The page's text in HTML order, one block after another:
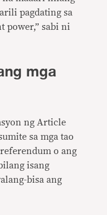
pagdating sa
power,” sabi ni
mga
ng Article
sa mga tao
o ang
isang
bisa ang